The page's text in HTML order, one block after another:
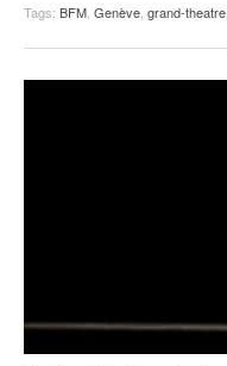
Tags: BFM Genève grand-theatre